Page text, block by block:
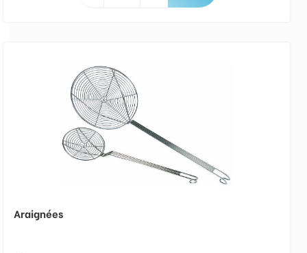
Araignées